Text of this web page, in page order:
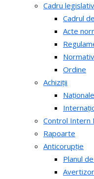
Cadru legislativ
Cadrul
Acte
Ordine
Achiziții
Naționale
Control Intern
Rapoarte
Anticorupție
Planul